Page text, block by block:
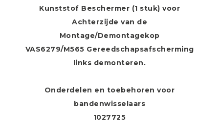
Kunststof Beschermer (1 stuk) voor
Achterzijde van de
Montage/Demontagekop
VAS6279/M565 Gereedschapsafscherming
links demonteren.
Onderdelen en toebehoren voor
bandenwisselaars
1027725